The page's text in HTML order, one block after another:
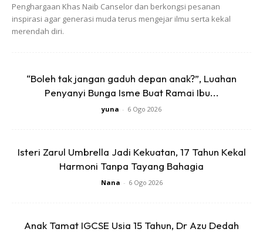
Kita selalu menggumpalkan sahaja stoking menjadi bola.
Teknik ini berkesan dalam memastikan tidak terpisah
Pakaian Dalam
Penghargaan Khas Naib Canselor dan berkongsi pesanan
inspirasi agar generasi muda terus mengejar ilmu serta kekal
merendah diri.
“Boleh tak jangan gaduh depan anak?”, Luahan
Penyanyi Bunga Isme Buat Ramai Ibu...
yuna - 6 Ogo 2026
Isteri Zarul Umbrella Jadi Kekuatan, 17 Tahun Kekal
Harmoni Tanpa Tayang Bahagia
Nana - 6 Ogo 2026
Anak Tamat IGCSE Usia 15 Tahun, Dr Azu Dedah